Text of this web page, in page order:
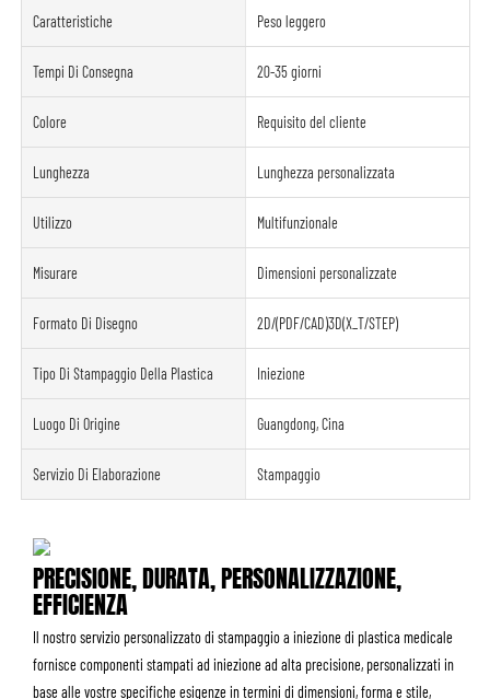
Caratteristiche Peso leggero
Tempi Di Consegna 20-35 giorni
Colore Requisito del cliente
Lunghezza Lunghezza personalizzata
Utilizzo Multifunzionale
Misurare Dimensioni personalizzate
Formato Di Disegno 2D/(PDF/CAD)3D(X_T/STEP)
Tipo Di Stampaggio Della Plastica Iniezione
Luogo Di Origine Guangdong, Cina
Servizio Di Elaborazione Stampaggio
PRECISIONE, DURATA, PERSONALIZZAZIONE,
EFFICIENZA
Il nostro servizio personalizzato di stampaggio a iniezione di plastica medicale
fornisce componenti stampati ad iniezione ad alta precisione, personalizzati in
base alle vostre specifiche esigenze in termini di dimensioni, forma e stile,